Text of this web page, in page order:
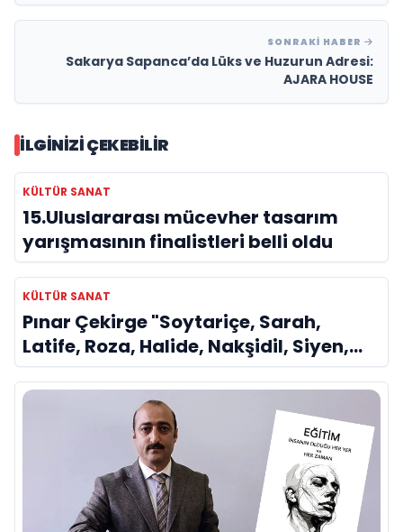
SONRAKI HABER
Sakarya Sapanca’da Lüks ve Huzurun Adresi:
AJARA HOUSE
İLGINIZI ÇEKEBILIR
KÜLTÜR SANAT
15.Uluslararası mücevher tasarım
yarışmasının finalistleri belli oldu
KÜLTÜR SANAT
Pınar Çekirge "Soytariçe, Sarah,
Latife, Roza, Halide, Nakşidil, Siyen,
Olga kısaca Dilek Türker veya La
Divina..."